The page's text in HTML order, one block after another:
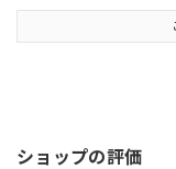
ショップの評価